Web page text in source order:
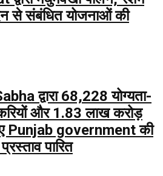
से संबंधित योजनाओं की
द्वारा 68,228 योग्यता-
और 1.83 लाख करोड़
Punjab government की
पारित